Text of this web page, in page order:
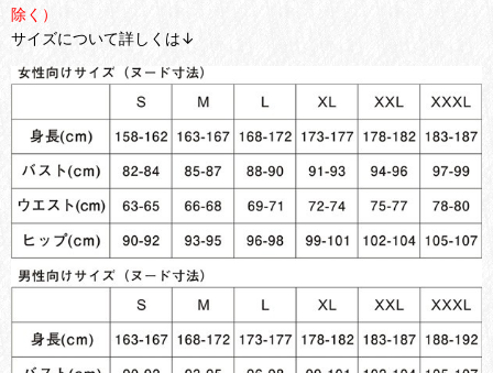
除く）
サイズについて詳しくは↓